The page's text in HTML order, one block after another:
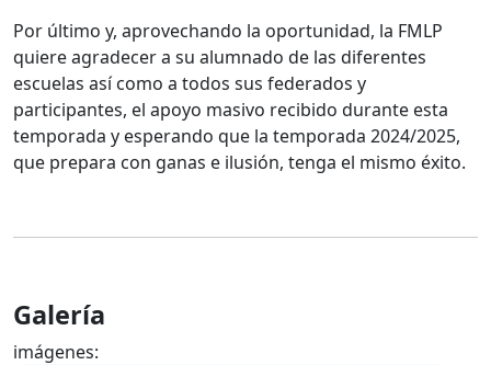
Por último y, aprovechando la oportunidad, la FMLP
quiere agradecer a su alumnado de las diferentes
escuelas así como a todos sus federados y
participantes, el apoyo masivo recibido durante esta
temporada y esperando que la temporada 2024/2025,
que prepara con ganas e ilusión, tenga el mismo éxito.
Galería
imágenes: